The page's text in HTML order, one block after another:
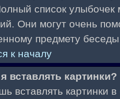
список
Они могут очень
предмету
к началу
вставлять картинки?
вставлять картинки